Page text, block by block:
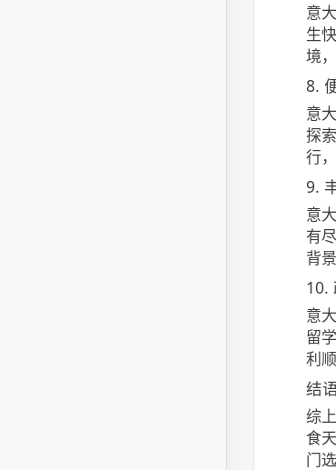
意
生
境
8.
意
探
行
9.
意
有
背
10.
意
留
利
结
综
食
门